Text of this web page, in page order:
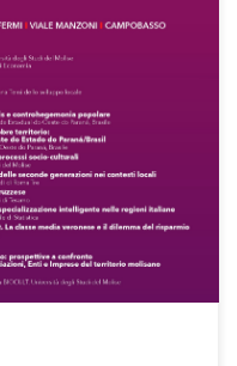
Nuovi paradigmi e nuovi
di un tipico dualismo
ha caratterizzato […]